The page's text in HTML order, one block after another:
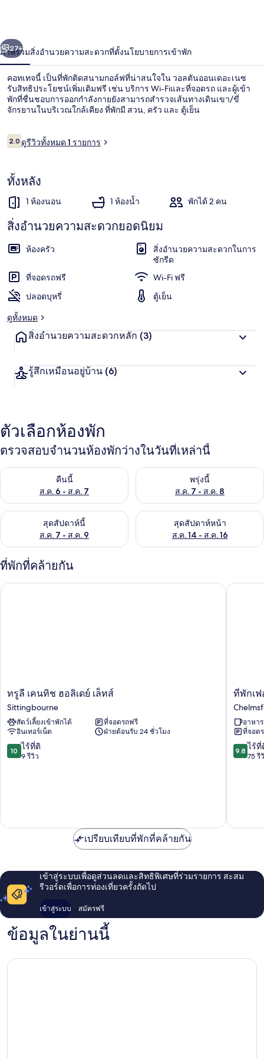
า
ถัดไป
27+
ภาพรวมสิ่งอำนวยความสะดวกที่ตั้งนโยบายการเข้าพัก
คอทเทจนี้ เป็นที่พักติดสนามกอล์ฟที่น่าสนใจใน วอลตันออนเดอะเนซ
รับสิทธิประโยชน์เพิ่มเติมฟรี เช่น บริการ Wi-Fiและที่จอดรถ และผู้เข้า
พักที่ชื่นชอบการออกกำลังกายยังสามารถสำรวจเส้นทางเดินเขา/ขี่
จักรยานในบริเวณใกล้เคียง ที่พักมี สวน, ครัว และ ตู้เย็น
รีวิว
2.02.0 จาก 10
ดูรีวิวทั้งหมด 1 รายการ
ทั้งหลัง
1 ห้องนอน 1 ห้องน้ำ พักได้ 2 คน
สิ่งอำนวยความสะดวกยอดนิยม
ห้องครัว
สิ่งอำนวยความสะดวกในการ
ซักรีด
ที่จอดรถฟรี
Wi-Fi ฟรี
ปลอดบุหรี่
ตู้เย็น
ดูทั้งหมด
สิ่งอำนวยความสะดวกหลัก (3)
รู้สึกเหมือนอยู่บ้าน (6)
ตัวเลือกห้องพัก
ตรวจสอบจำนวนห้องพักว่างในวันที่เหล่านี้
คืนนี้
ส.ค. 6 - ส.ค. 7
ตรวจสอบจำนวนห้องพักว่างในคืนนี้ ส.ค. 6 - ส.ค. 7พรุ่งนี้
ส.ค. 7 - ส.ค. 8
ตรวจสอบจำนวนห้องพักว่างใน
สุดสัปดาห์นี้
ส.ค. 7 - ส.ค. 9
ตรวจสอบจำนวนห้องพักว่างในสุดสัปดาห์นี้ ส.ค. 7 - ส.ค. 9
สุดสัปดาห์หน้า
ส.ค. 14 - ส.ค. 16
ตรวจสอบจำนวนห้องพักว่างใน
ที่พักที่คล้ายกัน
ทรู
ลี
เคน
ทิช
ฮอ
ลิ
เดย์
ทรูลี เคนทิช ฮอลิเดย์ เล็ทส์
Sittingbourne
สัตว์เลี้ยงเข้าพักได้
ที่จอดรถฟรี
อินเทอร์เน็ต
ฝ่ายต้อนรับ 24 ชั่วโมง
10.0
จาก
10 ไร้ที่ติ
9 รีวิว
ทรูลี เคนทิช ฮอลิเดย์ เล็ทส์
ที่พัก
เฟอร์รี่
โบ๊ท
อินน์
ที่พักเ
อาหา
ที่จอด
9.8
จาก
9.8 ไร้ที่
75 รี
ที่พักเฟอ
เปรียบเทียบที่พักที่คล้ายกัน
เข้าสู่ระบบเพื่อดูส่วนลดและสิทธิพิเศษที่ร่วมรายการ สะสม
รีวอร์ดเพื่อการท่องเที่ยวครั้งถัดไป
เข้าสู่ระบบ สมัครฟรี
ข้อมูลในย่านนี้